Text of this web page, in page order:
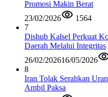
Promosi Makin Berat
23/02/2026
1564
7
Dishub Kalsel Perkuat
Daerah Melalui Integritas
26/02/202616/05/2026
8
Iran Tolak Serahkan
Ambil Paksa